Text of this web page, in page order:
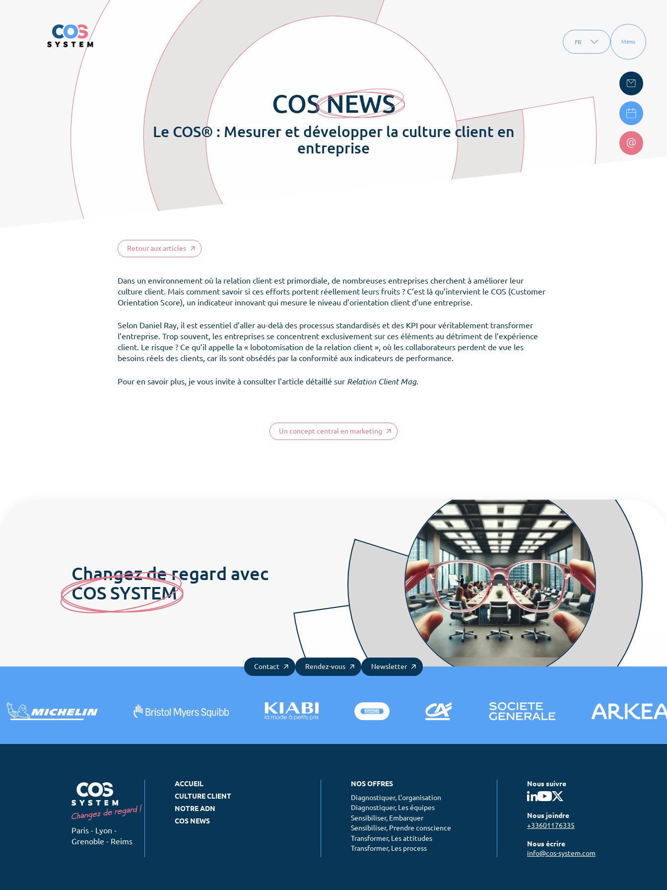
FR Menu
Menu
Prendre conscience
Les attitudes Les process
Contactez-nous
COSNEWS
Le COS® : Mesurer et développer la culture client en
entreprise
Retour aux articles
Dans un environnement où la relation client est primordiale, de nombreuses entreprises cherchent à améliorer leur
culture client. Mais comment savoir si ces efforts portent réellement leurs fruits ? C’est là qu’intervient le COS (Customer
Orientation Score), un indicateur innovant qui mesure le niveau d’orientation client d’une entreprise.
Selon Daniel Ray, il est essentiel d’aller au-delà des processus standardisés et des KPI pour véritablement transformer
l’entreprise. Trop souvent, les entreprises se concentrent exclusivement sur ces éléments au détriment de l’expérience
client. Le risque ? Ce qu’il appelle la « lobotomisation de la relation client », où les collaborateurs perdent de vue les
besoins réels des clients, car ils sont obsédés par la conformité aux indicateurs de performance.
Pour en savoir plus, je vous invite à consulter l’article détaillé sur Relation Client Mag.
Un concept central en marketing
Changez de regard avec
COS SYSTEM
Contact Rendez-vous Newsletter
Paris - Lyon -
Grenoble - Reims
ACCUEIL
CULTURE CLIENT
NOTRE ADN
COS NEWS
NOS OFFRES
Diagnostiquer, L’organisation
Diagnostiquer, Les équipes
Sensibiliser, Embarquer
Sensibiliser, Prendre conscience
Transformer, Les attitudes
Transformer, Les process
Nous suivre
Nous joindre
+33601176335
Nous écrire
info@cos-system.com